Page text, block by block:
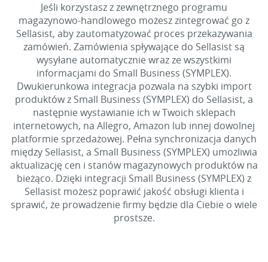
Jeśli korzystasz z zewnętrznego programu
magazynowo-handlowego możesz zintegrować go z
Sellasist, aby zautomatyzować proces przekazywania
zamówień. Zamówienia spływające do Sellasist są
wysyłane automatycznie wraz ze wszystkimi
informacjami do Small Business (SYMPLEX).
Dwukierunkowa integracja pozwala na szybki import
produktów z Small Business (SYMPLEX) do Sellasist, a
następnie wystawianie ich w Twoich sklepach
internetowych, na Allegro, Amazon lub innej dowolnej
platformie sprzedażowej. Pełna synchronizacja danych
między Sellasist, a Small Business (SYMPLEX) umożliwia
aktualizację cen i stanów magazynowych produktów na
bieżąco. Dzięki integracji Small Business (SYMPLEX) z
Sellasist możesz poprawić jakość obsługi klienta i
sprawić, że prowadzenie firmy będzie dla Ciebie o wiele
prostsze.